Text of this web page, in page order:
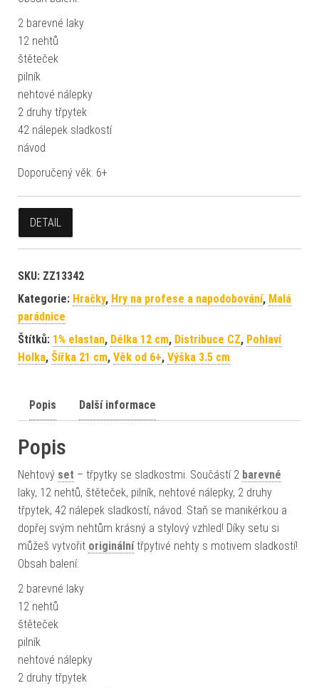
2 barevné laky
12 nehtů
štěteček
pilník
nehtové nálepky
2 druhy třpytek
42 nálepek sladkostí
návod
Doporučený věk: 6+
DETAIL
SKU: ZZ13342
Kategorie: Hračky, Hry na profese a napodobování, Malá
parádnice
Štítků: 1% elastan, Délka 12 cm, Distribuce CZ, Pohlaví
Holka, Šířka 21 cm, Věk od 6+, Výška 3.5 cm
Popis Další informace
Popis
Nehtový set – třpytky se sladkostmi. Součástí 2 barevné
laky, 12 nehtů, štěteček, pilník, nehtové nálepky, 2 druhy
třpytek, 42 nálepek sladkostí, návod. Staň se manikérkou a
dopřej svým nehtům krásný a stylový vzhled! Díky setu si
můžeš vytvořit originálnítřpytivé nehty s motivem sladkostí!
Obsah balení:
2 barevné laky
12 nehtů
štěteček
pilník
nehtové nálepky
2 druhy třpytek